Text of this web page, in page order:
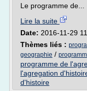
Le programme de...
Lire la suite
Date: 2016-11-29
Thèmes liés :
geographie /
programme de
l'agregation
d'histoire